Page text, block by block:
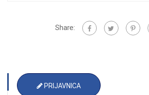
Share:
PRIJAVNICA